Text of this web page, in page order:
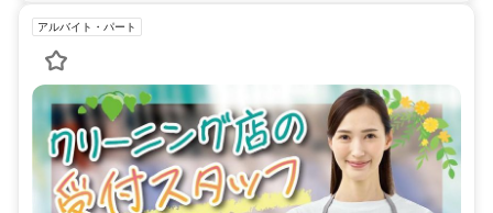
アルバイト・パート